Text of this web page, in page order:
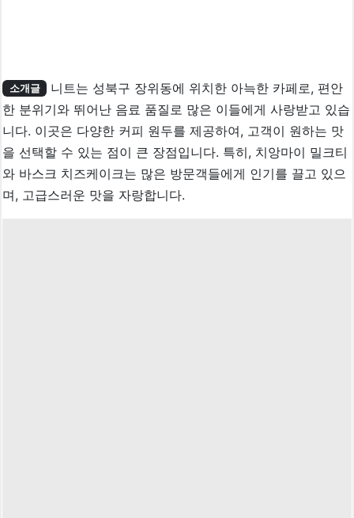
소개글
니트는 성북구 장위동에 위치한 아늑한 카페로, 편안
한 분위기와 뛰어난 음료 품질로 많은 이들에게 사랑받고 있습
니다. 이곳은 다양한 커피 원두를 제공하여, 고객이 원하는 맛
을 선택할 수 있는 점이 큰 장점입니다. 특히, 치앙마이 밀크티
와 바스크 치즈케이크는 많은 방문객들에게 인기를 끌고 있으
며, 고급스러운 맛을 자랑합니다.